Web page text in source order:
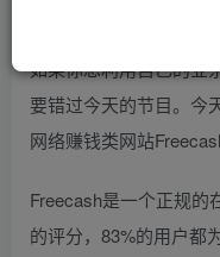
如果你想利用自己的业
要错过今天的节目。今
网络赚钱类网站
Freecash是一个正规的
的评分，83%的用户都